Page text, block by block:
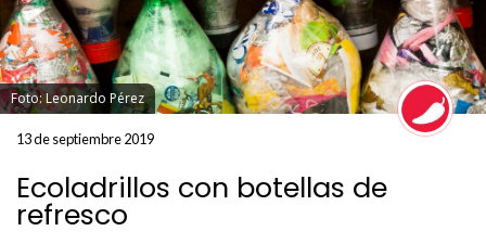
Foto: Leonardo Pérez
13 de septiembre 2019
Ecoladrillos con botellas de
refresco